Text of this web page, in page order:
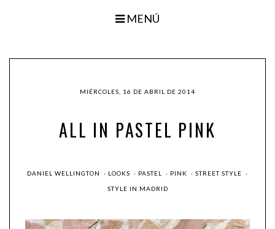
MENÚ
MIÉRCOLES, 16 DE ABRIL DE 2014
ALL IN PASTEL PINK
DANIEL WELLINGTON · LOOKS · PASTEL · PINK · STREET STYLE ·
STYLE IN MADRID